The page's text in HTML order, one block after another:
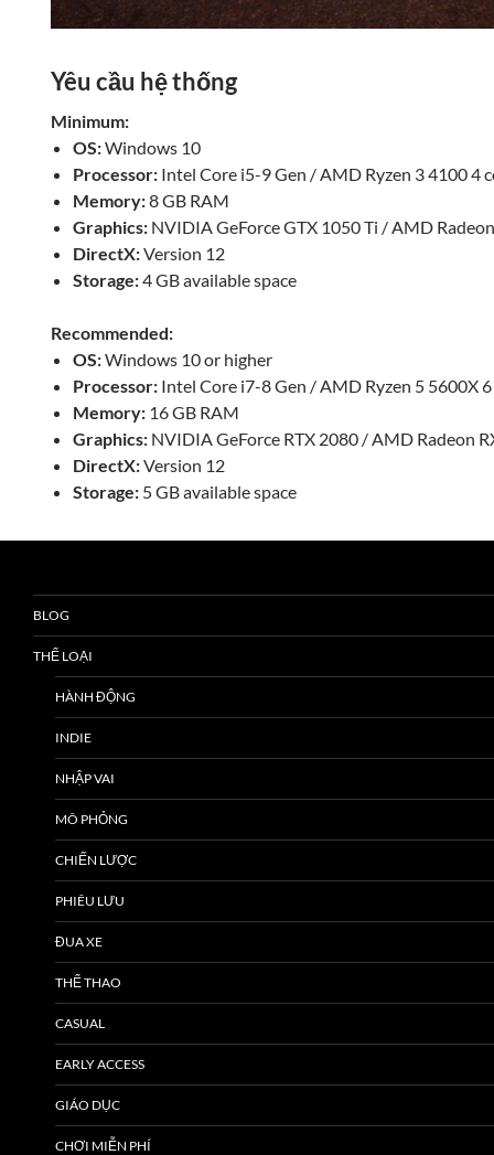
Yêu cầu hệ thống
Minimum:
OS:Windows 10
Processor: Intel Core i5-9 Gen / AMD Ryzen 3 4100 4
Memory:8 GB RAM
Graphics: NVIDIA GeForce GTX 1050 Ti / AMD
DirectX:Version 12
Storage:4 GB available space
Recommended:
OS:Windows 10 or higher
Processor: Intel Core i7-8 Gen / AMD Ryzen 5 5600X
Memory: 16 GB RAM
Graphics: NVIDIA GeForce RTX 2080 / AMD Radeon
DirectX:Version 12
Storage: 5 GB available space
BLOG
THỂ LOẠI
HÀNH ĐỘNG
INDIE
NHẬP VAI
MÔ PHỎNG
CHIẾN LƯỢC
PHIÊU LƯU
ĐUA XE
THỂ THAO
CASUAL
EARLY ACCESS
GIÁO DỤC
CHƠI MIỄN PHÍ